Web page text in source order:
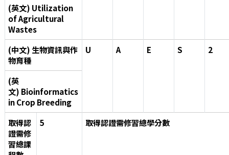
(英文) Utilization
of Agricultural
Wastes
(中文) 生物資訊與作
物育種
U A E S 2
(英
文) Bioinformatics
in Crop Breeding
取得認
證需修
習總課
5 取得認證需修習總學分數